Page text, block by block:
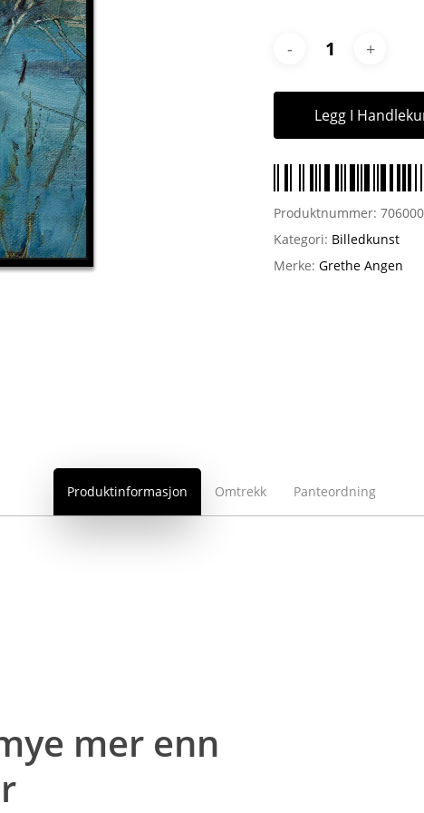
Legg I
Produktnummer:
Kategori: Billedkunst
Merke:Grethe Angen
Produktinformasjon Omtrekk Panteordning
mer enn